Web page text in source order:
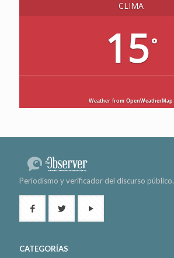
CLIMA
15°
Weather from OpenWeatherMap
Periodismo y verificador del discurso público.
CATEGORÍAS